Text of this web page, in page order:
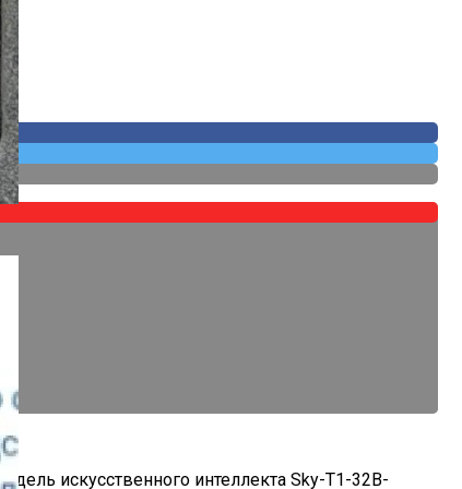
искусственного интеллекта Sky-T1-32B-